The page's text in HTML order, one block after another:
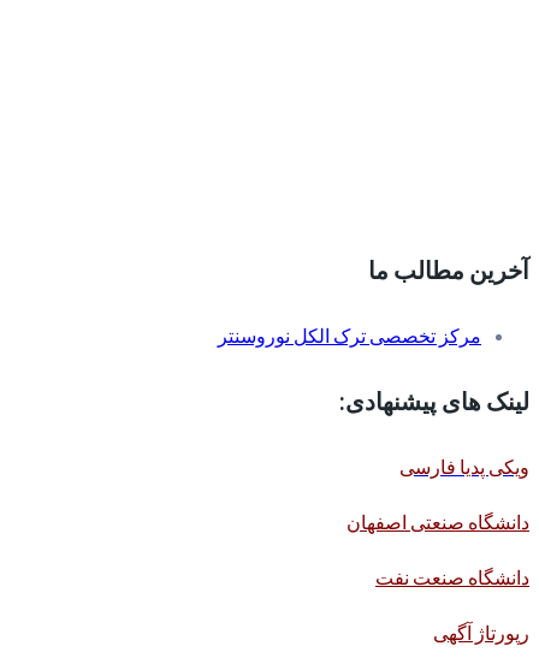
آخرین مطالب ما
مرکز تخصصی ترک الکل نوروسنتر
لینک های پیشنهادی:
ویکی پدیا فارسی
دانشگاه صنعتی اصفهان
دانشگاه صنعت نفت
رپورتاژ آگهی